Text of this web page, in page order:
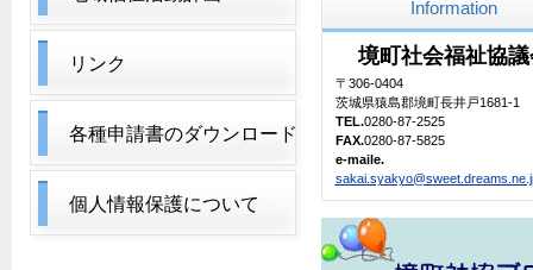
リンク
各種申請書のダウンロード
個人情報保護について
Information
境町社会福祉協議
〒306-0404
茨城県猿島郡境町長井戸1681-1
TEL.0280-87-2525
FAX.0280-87-5825
e-maile.